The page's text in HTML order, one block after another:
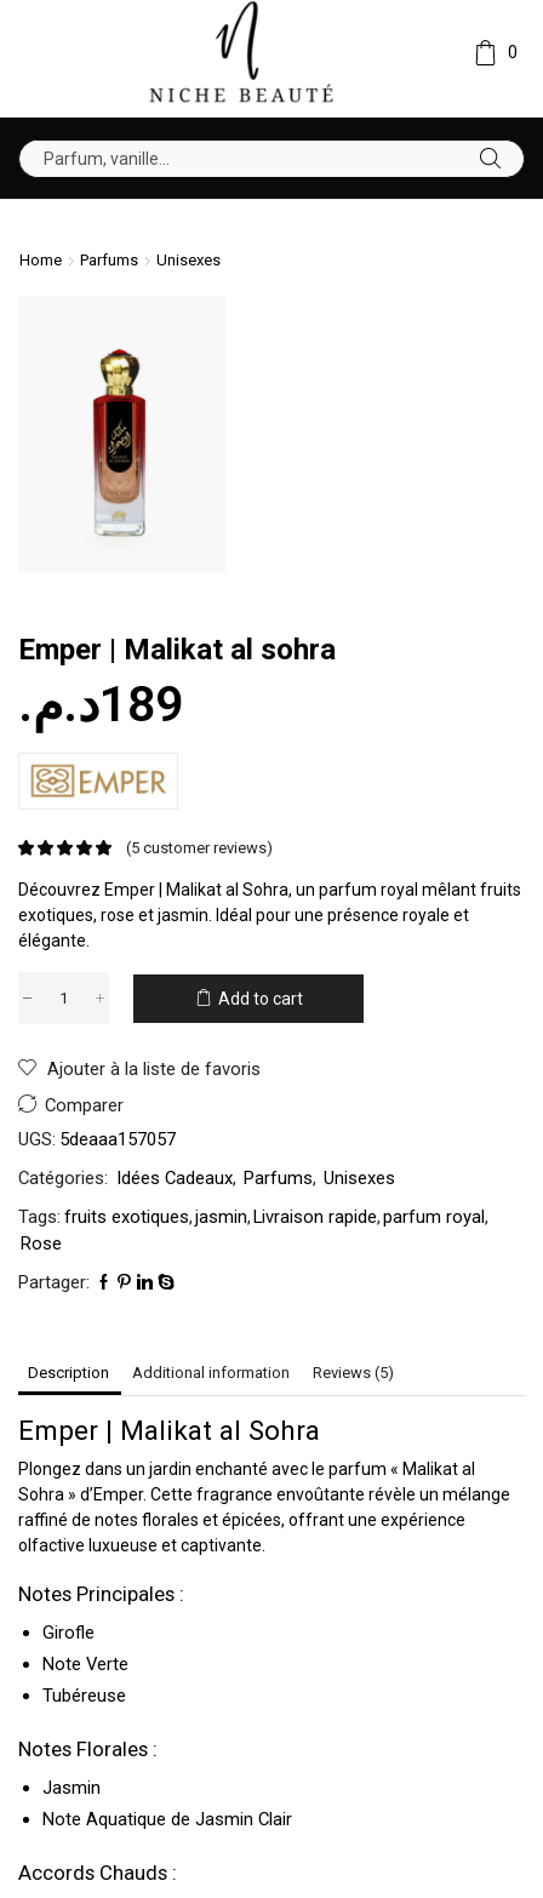
0
Home Parfums Unisexes
Emper | Malikat al sohra
189د.م.
(5 customer reviews)
Découvrez Emper | Malikat al Sohra, un parfum royal mêlant fruits
exotiques, rose et jasmin. Idéal pour une présence royale et
élégante.
Add to cart
Ajouter à la liste de favoris
Comparer
UGS: 5deaaa157057
Catégories: Idées Cadeaux, Parfums, Unisexes
Tags: fruits exotiques,jasmin,Livraison rapide,parfum royal,
Rose
Partager:
Description Additional information Reviews (5)
Emper | Malikat al Sohra
Plongez dans un jardin enchanté avec le parfum « Malikat al
Sohra » d’Emper. Cette fragrance envoûtante révèle un mélange
raffiné de notes florales et épicées, offrant une expérience
olfactive luxueuse et captivante.
Notes Principales :
Girofle
Note Verte
Tubéreuse
Notes Florales :
Jasmin
Note Aquatique de Jasmin Clair
Accords Chauds :